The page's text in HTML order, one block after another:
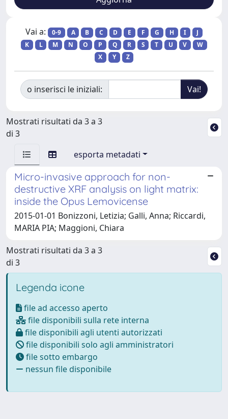
Vai a: 0-9 A B C D E F G H I
J
K
L M N O P Q R S T U V
W
X
Y Z
o inserisci le iniziali:
Mostrati risultati da 3 a 3
di 3
esporta metadati
Micro-invasive approach for non-
destructive XRF analysis on light matrix:
inside the Opus Lemovicense
2015-01-01 Bonizzoni, Letizia; Galli, Anna; Riccardi,
MARIA PIA; Maggioni, Chiara
Mostrati risultati da 3 a 3
di 3
Legenda icone
file ad accesso aperto
file disponibili sulla rete interna
file disponibili agli utenti autorizzati
file disponibili solo agli amministratori
file sotto embargo
nessun file disponibile